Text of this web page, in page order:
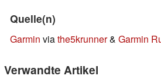
Quelle(n)
Garmin viathe5krunner& Garmin
Verwandte Artikel